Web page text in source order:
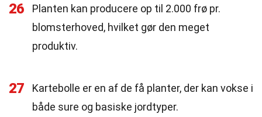
26
Planten kan producere op til 2.000 frø pr.
blomsterhoved, hvilket gør den meget
produktiv.
27
Kartebolle er en af de få planter, der kan vokse i
både sure og basiske jordtyper.